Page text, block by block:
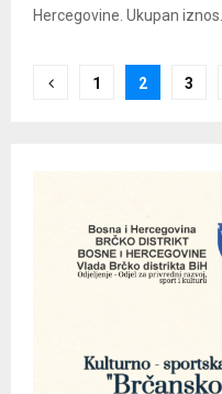
Hercegovine. Ukupan iznos...
Posts
1 2 3